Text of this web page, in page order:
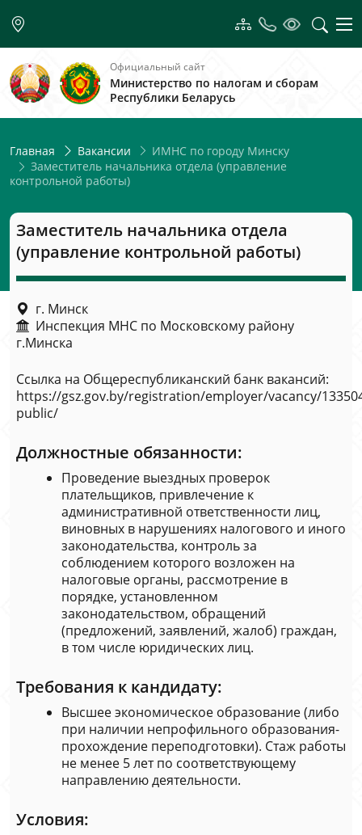
Официальный сайт
Министерство по налогам и сборам
Республики Беларусь
Главная Вакансии
ИМНС по городу Минску
Заместитель начальника отдела (управление
контрольной работы)
Заместитель начальника отдела
(управление контрольной работы)
г. Минск
Инспекция МНС по Московскому району
г.Минска
Ссылка на Общереспубликанский банк вакансий:
https://gsz.gov.by/registration/employer/vacancy/
public/
Должностные обязанности:
Проведение выездных проверок
плательщиков, привлечение к
административной ответственности лиц,
виновных в нарушениях налогового и иного
законодательства, контроль за
соблюдением которого возложен на
налоговые органы, рассмотрение в
порядке, установленном
законодательством, обращений
(предложений, заявлений, жалоб) граждан,
в том числе юридических лиц.
Требования к кандидату:
Высшее экономическое образование (либо
при наличии непрофильного образования-
прохождение переподготовки). Стаж работы
не менее 5 лет по соответствующему
направлению деятельности.
Условия: